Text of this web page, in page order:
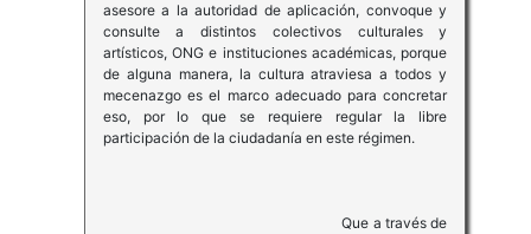
asesore a la autoridad de aplicación, convoque y
consulte a distintos colectivos culturales y
artísticos, ONG e instituciones académicas, porque
de alguna manera, la cultura atraviesa a todos y
mecenazgo es el marco adecuado para concretar
eso, por lo que se requiere regular la libre
participación de la ciudadanía en este régimen.
Que a través de